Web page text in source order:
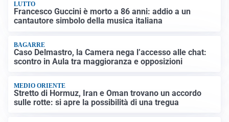
LUTTO
Francesco Guccini è morto a 86 anni: addio a un
cantautore simbolo della musica italiana
BAGARRE
Caso Delmastro, la Camera nega l’accesso alle chat:
scontro in Aula tra maggioranza e opposizioni
MEDIO ORIENTE
Stretto di Hormuz, Iran e Oman trovano un accordo
sulle rotte: si apre la possibilità di una tregua